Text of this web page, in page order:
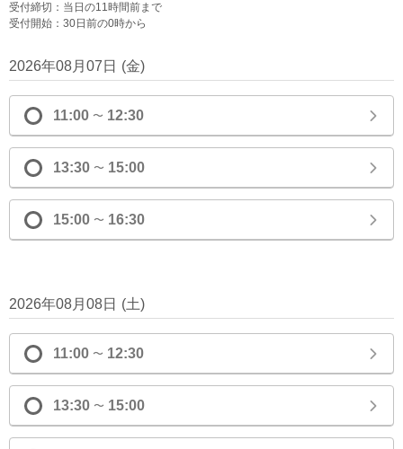
受付締切：当日の11時間前まで
受付開始：30日前の0時から
2026年08月07日 (金)
11:00 〜 12:30
13:30 〜 15:00
15:00 〜 16:30
2026年08月08日 (土)
11:00 〜 12:30
13:30 〜 15:00